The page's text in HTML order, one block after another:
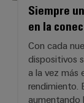
Siempre
en la
Con cada
dispositivos
a la vez más
rendimiento.
aumentando